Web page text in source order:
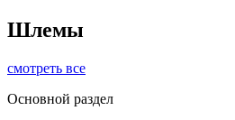
Шлемы
смотреть все
Основной раздел